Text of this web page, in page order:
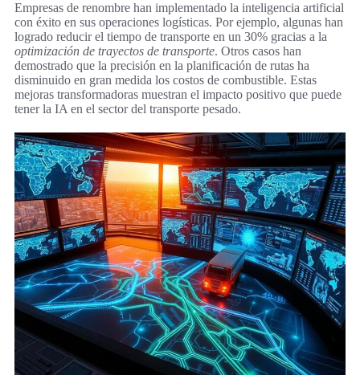
Empresas de renombre han implementado la inteligencia artificial
con éxito en sus operaciones logísticas. Por ejemplo, algunas han
logrado reducir el tiempo de transporte en un 30% gracias a la
optimización de trayectos de transporte. Otros casos han
demostrado que la precisión en la planificación de rutas ha
disminuido en gran medida los costos de combustible. Estas
mejoras transformadoras muestran el impacto positivo que puede
tener la IA en el sector del transporte pesado.